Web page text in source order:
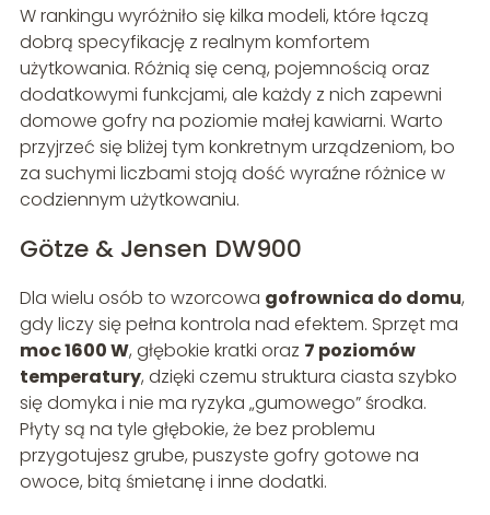
W rankingu wyróżniło się kilka modeli, które łączą
dobrą specyfikację z realnym komfortem
użytkowania. Różnią się ceną, pojemnością oraz
dodatkowymi funkcjami, ale każdy z nich zapewni
domowe gofry na poziomie małej kawiarni. Warto
przyjrzeć się bliżej tym konkretnym urządzeniom, bo
za suchymi liczbami stoją dość wyraźne różnice w
codziennym użytkowaniu.
Götze & Jensen DW900
Dla wielu osób to wzorcowa gofrownica do domu,
gdy liczy się pełna kontrola nad efektem. Sprzęt ma
moc 1600 W, głębokie kratki oraz 7 poziomów
temperatury, dzięki czemu struktura ciasta szybko
się domyka i nie ma ryzyka „gumowego” środka.
Płyty są na tyle głębokie, że bez problemu
przygotujesz grube, puszyste gofry gotowe na
owoce, bitą śmietanę i inne dodatki.